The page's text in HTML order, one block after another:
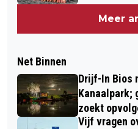
Meer
Net Binnen
Drijf-In Bios
Kanaalpark;
zoekt
Vijf vragen